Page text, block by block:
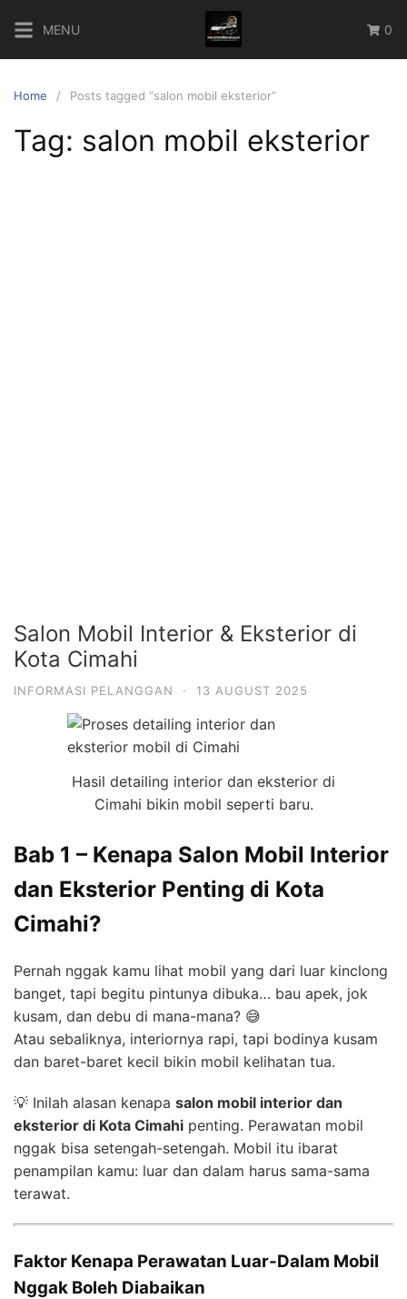
content
MENU 0
Home Posts tagged “salon mobil eksterior”
Tag: salon mobil eksterior
Salon Mobil Interior & Eksterior di
Kota Cimahi
INFORMASI PELANGGAN · 13 AUGUST 2025
Hasil detailing interior dan eksterior di
Cimahi bikin mobil seperti baru.
Bab 1 – Kenapa Salon Mobil Interior
dan Eksterior Penting di Kota
Cimahi?
Pernah nggak kamu lihat mobil yang dari luar kinclong
banget, tapi begitu pintunya dibuka… bau apek, jok
kusam, dan debu di mana-mana? 😅
Atau sebaliknya, interiornya rapi, tapi bodinya kusam
dan baret-baret kecil bikin mobil kelihatan tua.
💡 Inilah alasan kenapa salon mobil interior dan
eksterior di Kota Cimahi penting. Perawatan mobil
nggak bisa setengah-setengah. Mobil itu ibarat
penampilan kamu: luar dan dalam harus sama-sama
terawat.
Faktor Kenapa Perawatan Luar-Dalam Mobil
Nggak Boleh Diabaikan